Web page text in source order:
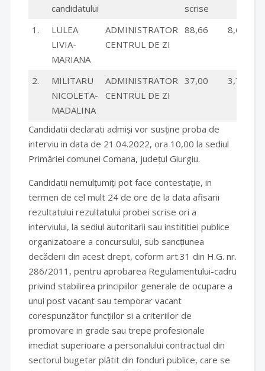
candidatului
scrise
1.
LULEA
LIVIA-
MARIANA
ADMINISTRATOR
CENTRUL DE ZI
88,66 8,66
2.
MILITARU
NICOLETA-
MADALINA
ADMINISTRATOR
CENTRUL DE ZI
37,00 3,70
Candidatii declarati admiși vor susține proba de
interviu in data de 21.04.2022, ora 10,00 la sediul
Primăriei comunei Comana, județul Giurgiu.
Candidatii nemulțumiți pot face contestație, in
termen de cel mult 24 de ore de la data afisarii
rezultatului rezultatului probei scrise ori a
interviului, la sediul autoritarii sau instititiei publice
organizatoare a concursului, sub sancțiunea
decăderii din acest drept, coform art.31 din H.G. nr.
286/2011, pentru aprobarea Regulamentului-cadru
privind stabilirea principiilor generale de ocupare a
unui post vacant sau temporar vacant
corespunzător funcțiilor si a criteriilor de
promovare in grade sau trepe profesionale
imediat superioare a personalului contractual din
sectorul bugetar plătit din fonduri publice, care se